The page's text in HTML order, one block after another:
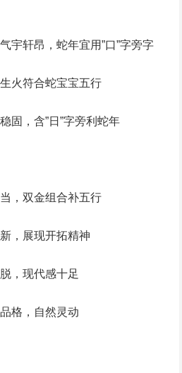
宇轩昂，蛇年宜用”口”字旁字‌
火符合蛇宝宝五行‌
固，含”日”字旁利蛇年‌
，双金组合补五行‌
，展现开拓精神‌
，现代感十足‌
格，自然灵动‌